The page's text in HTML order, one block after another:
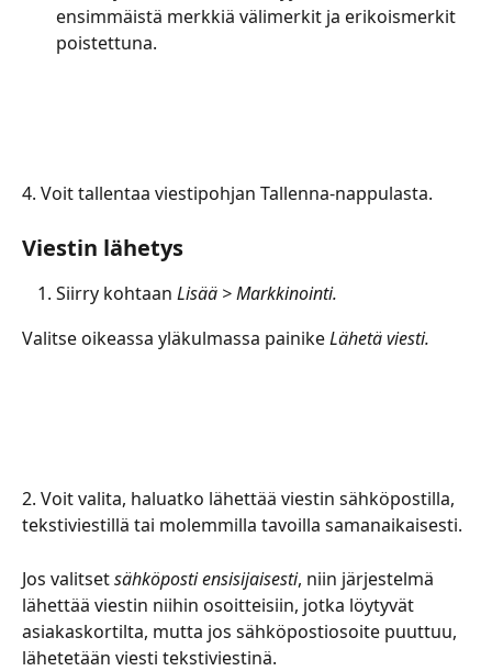
ensimmäistä merkkiä välimerkit ja erikoismerkit
poistettuna.
4. Voit tallentaa viestipohjan Tallenna-nappulasta.
Viestin lähetys
Siirry kohtaan Lisää > Markkinointi.
Valitse oikeassa yläkulmassa painike Lähetä viesti.
2. Voit valita, haluatko lähettää viestin sähköpostilla,
tekstiviestillä tai molemmilla tavoilla samanaikaisesti.
Jos valitset sähköposti ensisijaisesti, niin järjestelmä
lähettää viestin niihin osoitteisiin, jotka löytyvät
asiakaskortilta, mutta jos sähköpostiosoite puuttuu,
lähetetään viesti tekstiviestinä.